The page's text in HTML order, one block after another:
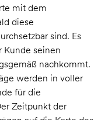
mit dem
diese
sind. Es
Kunde seinen
nachkommt.
werden in voller
für die
Zeitpunkt der